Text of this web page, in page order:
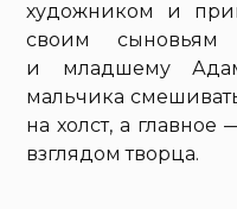
художником и
своим
и младшему
мальчика
на холст, а
взглядом творца.